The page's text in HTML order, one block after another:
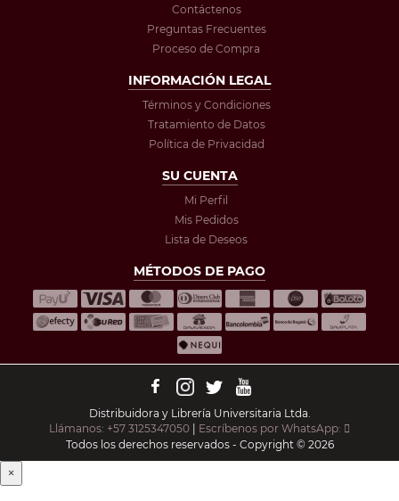
Contáctenos
Preguntas Frecuentes
Proceso de Compra
INFORMACIÓN LEGAL
Términos y Condiciones
Tratamiento de Datos
Política de Privacidad
SU CUENTA
Mi Perfil
Mis Pedidos
Lista de Deseos
MÉTODOS DE PAGO
Distribuidora y Librería Universitaria Ltda.
Llámanos: +57 3125347050
Escríbenos por WhatsApp:
Todos los derechos reservados - Copyright © 2026
×